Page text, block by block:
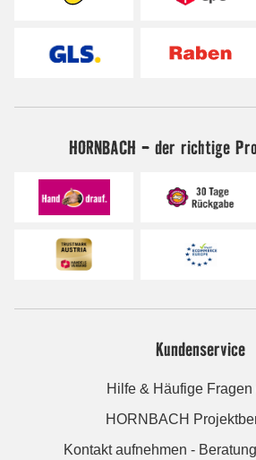
HORNBACH - der richtige
Kundenservice
Hilfe & Häufige Fragen
HORNBACH
Kontakt aufnehmen -